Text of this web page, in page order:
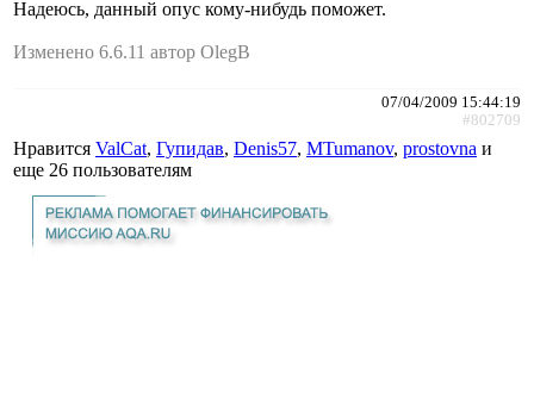
Надеюсь, данный опус кому-нибудь поможет.
Изменено 6.6.11 автор OlegB
07/04/2009 15:44:19
#802709
Нравится ValCat, Гупидав, Denis57, MTumanov, prostovna и
еще 26 пользователям